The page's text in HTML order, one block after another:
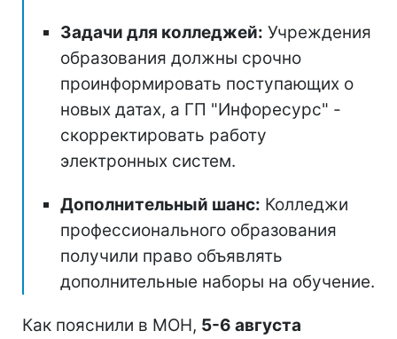
Задачи для колледжей: Учреждения
образования должны срочно
проинформировать поступающих о
новых датах, а ГП "Инфоресурс" -
скорректировать работу
электронных систем.
Дополнительный шанс: Колледжи
профессионального образования
получили право объявлять
дополнительные наборы на обучение.
Как пояснили в МОН, 5-6 августа